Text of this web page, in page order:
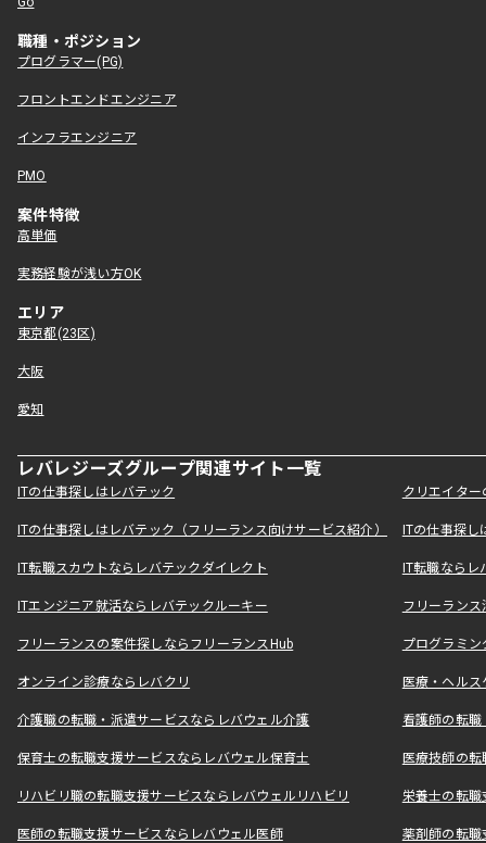
職種・ポジション
プログラマー(PG)
フロントエンドエンジニア
インフラエンジニア
PMO
案件特徴
高単価
実務経験が浅い方OK
エリア
東京都(23区)
大阪
愛知
レバレジーズグループ関連サイト一覧
ITの仕事探しはレバテック クリエイタ
ITの仕事探しはレバテック（フリーランス向けサービス紹介） ITの仕事探
IT転職スカウトならレバテックダイレクト IT転職なら
ITエンジニア就活ならレバテックルーキー フリーラン
フリーランスの案件探しならフリーランスHub プログラミ
オンライン診療ならレバクリ 医療・ヘル
介護職の転職・派遣サービスならレバウェル介護 看護師の転
保育士の転職支援サービスならレバウェル保育士 医療技師の
リハビリ職の転職支援サービスならレバウェルリハビリ 栄養士の転
医師の転職支援サービスならレバウェル医師 薬剤師の転